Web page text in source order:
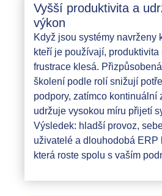
Vyšší produktivita a
výkon
Když jsou systémy navrženy
kteří je používají, produktivita
frustrace klesá.
školení podle rolí snižují
podpory, zatímco kontinuální
udržuje vysokou míru přijetí
Výsledek: hladší provoz,
uživatelé a dlouhodobá ERP
která roste spolu s vaším